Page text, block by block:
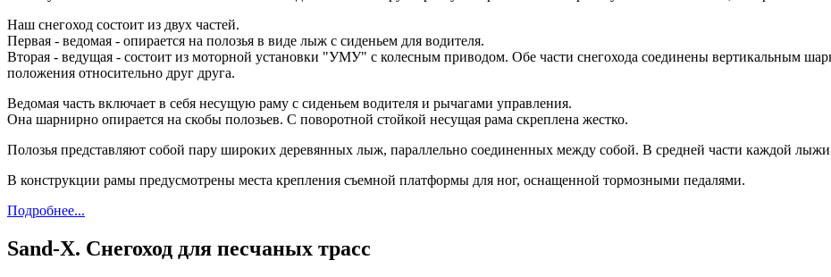
Наш снегоход состоит из двух частей.
Первая - ведомая - опирается на полозья в виде лыж с сиденьем для водителя.
Вторая - ведущая - состоит из моторной установки "УМУ" с колесным приводом. Обе части снегохода соединены вертикальным
положения относительно друг друга.
Ведомая часть включает в себя несущую раму с сиденьем водителя и рычагами управления.
Она шарнирно опирается на скобы полозьев. С поворотной стойкой несущая рама скреплена жестко.
Полозья представляют собой пару широких деревянных лыж, параллельно соединенных между собой. В средней части каждой
В конструкции рамы предусмотрены места крепления съемной платформы для ног, оснащенной тормозными педалями.
Подробнее...
Sand-X. Снегоход для песчаных трасс